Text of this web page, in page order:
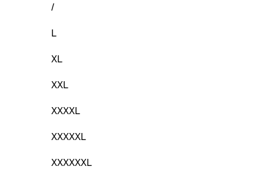
/
L
XL
XXL
XXXXL
XXXXXL
XXXXXXL